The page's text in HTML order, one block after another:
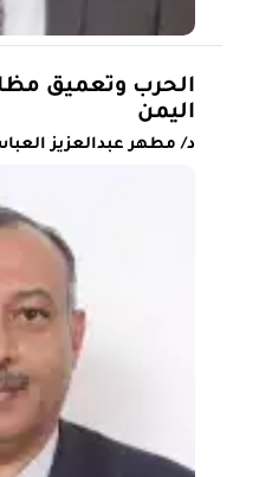
الحرب وتعميق
اليمن
د/ مطهر عبدالعزيز